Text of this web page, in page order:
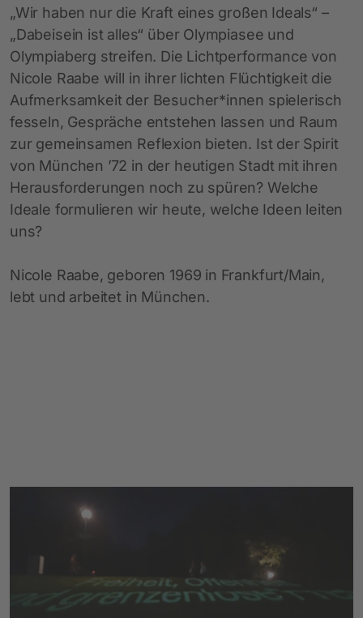
„Wir haben nur die Kraft eines großen Ideals“ –
„Dabeisein ist alles“ über Olympiasee und
Olympiaberg streifen. Die Lichtperformance von
Nicole Raabe will in ihrer lichten Flüchtigkeit die
Aufmerksamkeit der Besucher*innen spielerisch
fesseln, Gespräche entstehen lassen und Raum
zur gemeinsamen Reflexion bieten. Ist der Spirit
von München ’72 in der heutigen Stadt mit ihren
Herausforderungen noch zu spüren? Welche
Ideale formulieren wir heute, welche Ideen leiten
uns?
Nicole Raabe, geboren 1969 in Frankfurt/Main,
lebt und arbeitet in München.